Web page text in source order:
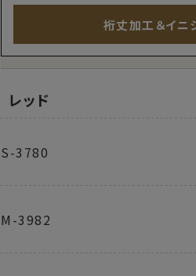
裄丈加工＆イニ
レッド
S-3780
M-3982